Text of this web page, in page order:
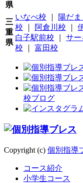
県
三
重
県
いなべ校 陽だ
校
阿倉川校
白子駅前校
サー
校
富田校
校ブログ
Copyright (c) 個別指導
コース紹介
小学生コース